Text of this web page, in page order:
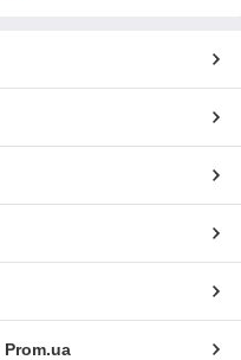
Prom.ua